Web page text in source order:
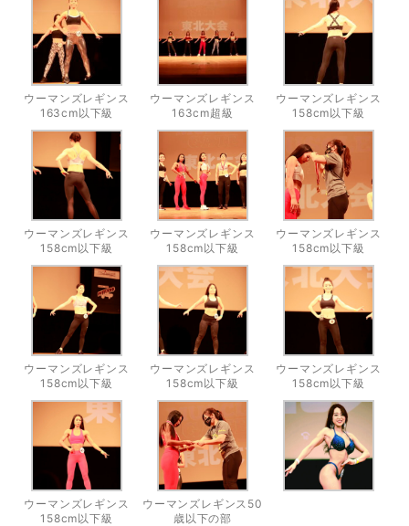
ウーマンズレギンス
163cm以下級
ウーマンズレギンス
163cm超級
ウーマンズレギンス
158cm以下級
ウーマンズレギンス
158cm以下級
ウーマンズレギンス
158cm以下級
ウーマンズレギンス
158cm以下級
ウーマンズレギンス
158cm以下級
ウーマンズレギンス
158cm以下級
ウーマンズレギンス
158cm以下級
ウーマンズレギンス
158cm以下級
ウーマンズレギンス50
歳以下の部